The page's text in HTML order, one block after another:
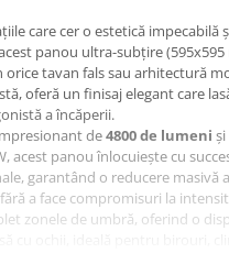
care cer o estetică impecabilă
panou ultra-subțire (595x595
orice tavan fals sau arhitectură
oferă un finisaj elegant care
a încăperii.
de4800 de lumeni
acest panou înlocuiește cu
garantând o reducere masivă a
a face compromisuri la
zonele de umbră, oferind o